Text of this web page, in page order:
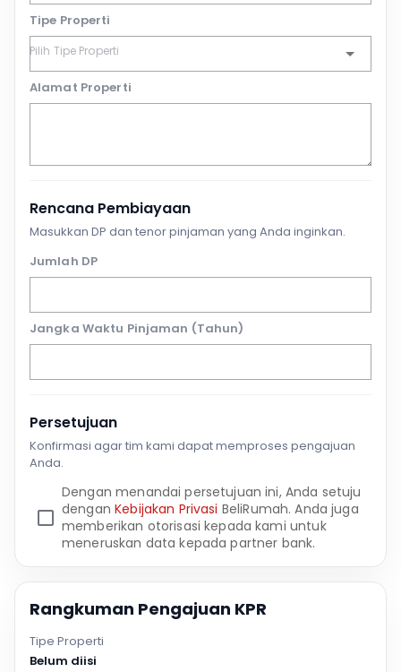
Tipe Properti
Alamat Properti
Rencana Pembiayaan
Masukkan DP dan tenor pinjaman yang Anda inginkan.
Jumlah DP
Jangka Waktu Pinjaman (Tahun)
Persetujuan
Konfirmasi agar tim kami dapat memproses pengajuan
Anda.
Dengan menandai persetujuan ini, Anda setuju
denganKebijakan Privasi BeliRumah. Anda juga
memberikan otorisasi kepada kami untuk
meneruskan data kepada partner bank.
Rangkuman Pengajuan KPR
Tipe Properti
Belum diisi